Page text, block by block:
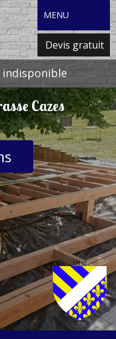
MENU
Devis gratuit
indisponible
Cazes